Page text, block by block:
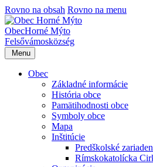
Rovno na obsah Rovno na menu
ObecHorné Mýto
Felsővámosközség
Menu
Obec
Základné informácie
História obce
Pamätihodnosti obce
Symboly obce
Mapa
Inštitúcie
Predškolské
Rímskokatolícka